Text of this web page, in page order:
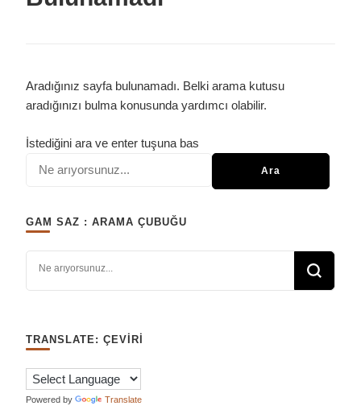
Aradığınız sayfa bulunamadı. Belki arama kutusu
aradığınızı bulma konusunda yardımcı olabilir.
Bir
İstediğini ara ve enter tuşuna bas
GAM SAZ : ARAMA ÇUBUĞU
TRANSLATE: ÇEVIRI
Powered by Translate